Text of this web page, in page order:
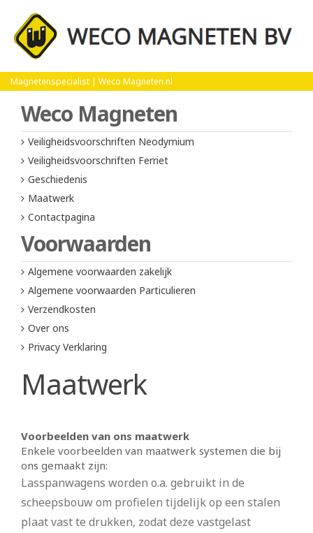
Magnetenspecialist | Weco Magneten.nl
Home
Weco Magneten
Veiligheidsvoorschriften Neodymium
Veiligheidsvoorschriften Ferriet
Geschiedenis
Maatwerk
Contactpagina
Voorwaarden
Algemene voorwaarden zakelijk
Algemene voorwaarden Particulieren
Verzendkosten
Over ons
Privacy Verklaring
Maatwerk
Voorbeelden van ons maatwerk
Enkele voorbeelden van maatwerk systemen die bij
ons gemaakt zijn:
Lasspanwagens worden o.a. gebruikt in de
scheepsbouw om profielen tijdelijk op een stalen
plaat vast te drukken, zodat deze vastgelast